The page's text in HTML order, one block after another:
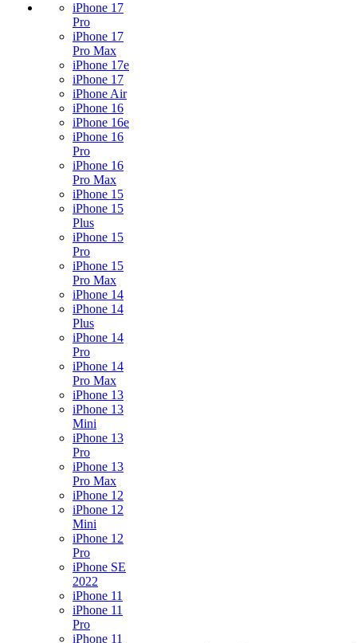
iPhone 17
Pro
iPhone 17
Pro Max
iPhone 17e
iPhone 17
iPhone Air
iPhone 16
iPhone 16e
iPhone 16
Pro
iPhone 16
Pro Max
iPhone 15
iPhone 15
Plus
iPhone 15
Pro
iPhone 15
Pro Max
iPhone 14
iPhone 14
Plus
iPhone 14
Pro
iPhone 14
Pro Max
iPhone 13
iPhone 13
Mini
iPhone 13
Pro
iPhone 13
Pro Max
iPhone 12
iPhone 12
Mini
iPhone 12
Pro
iPhone SE
2022
iPhone 11
iPhone 11
Pro
iPhone 11